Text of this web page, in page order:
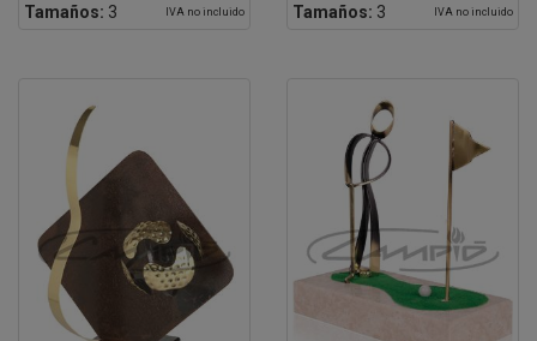
Tamaños: 3 IVA no incluido Tamaños: 3 IVA no incluido